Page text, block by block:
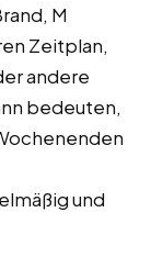
M
Zeitplan,
andere
bedeuten,
und